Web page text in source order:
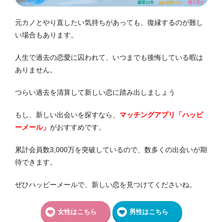
元カノとやり直したい気持ちがあっても、復縁するのが難し
い場合もあります。
人生で過去の恋愛に囚われて、いつまでも後悔している暇は
ありません。
つらい過去を清算して新しい恋に踏み出しましょう
もし、新しい出会いを探すなら、 マッチングアプリ「ハッピ
ーメール」 がおすすめです。
累計会員数3,000万を突破しているので、数多くの出会いが期
待できます。
ぜひハッピーメールで、新しい恋を見つけてくださいね。
女性はこちら 男性はこちら